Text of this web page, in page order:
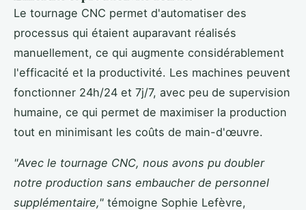
Le tournage CNC permet d'automatiser des
processus qui étaient auparavant réalisés
manuellement, ce qui augmente considérablement
l'efficacité et la productivité. Les machines peuvent
fonctionner 24h/24 et 7j/7, avec peu de supervision
humaine, ce qui permet de maximiser la production
tout en minimisant les coûts de main-d'œuvre.
"Avec le tournage CNC, nous avons pu doubler
notre production sans embaucher de personnel
supplémentaire," témoigne Sophie Lefèvre,